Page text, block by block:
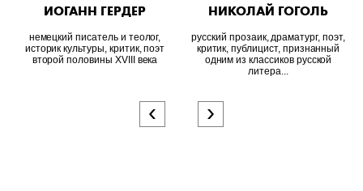
ИОГАНН ГЕРДЕР
немецкий писатель и теолог,
историк культуры, критик, поэт
второй половины XVIII века
НИКОЛАЙ ГОГОЛЬ
русский прозаик, драматург, поэт,
критик, публицист, признанный
одним из классиков русской
литера...
‹ ›